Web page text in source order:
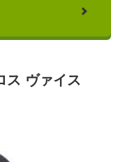
ス ヴァイス